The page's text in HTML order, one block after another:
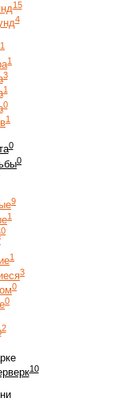
15
4
1
1
3
1
0
1
0
0
9
1
0
1
3
0
0
2
10